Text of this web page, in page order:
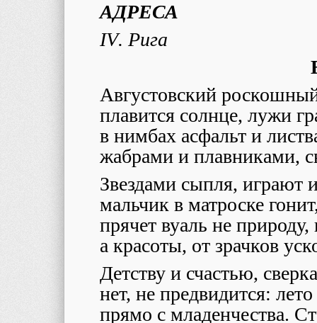
АДРЕСА
IV. Рига
Августовский
плавится солнце, лужи
в нимбах асфальт и
жабрами и плавниками,
Звездами сыпля, играют
мальчик в матроске
прячет вуаль не
а красоты, от зрачков
Детству и счастью,
нет, не предвидится:
прямо с младенчества.